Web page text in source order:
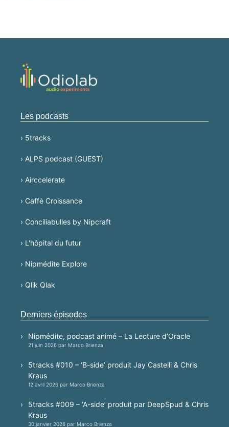
Les podcasts
› 5tracks
› ALPS podcast (GUEST)
› Airccelerate
› Caffè Croissance
› Conciliabulles by Nipcraft
› L'hôpital du futur
› Nipmédite Explore
› Qlik Qlak
Derniers épisodes
Nipmédite, podcast animé – La Lecture d’Oracle
21 juin 2026 par Marco Brienza
5tracks #010 – ‘B-side’ produit Jay Castelli & Chris
Kraus
12 avril 2026 par Marco Brienza
5tracks #009 – ‘A-side’ produit par DeepSpud & Chris
Kraus
30 janvier 2026 par Marco Brienza